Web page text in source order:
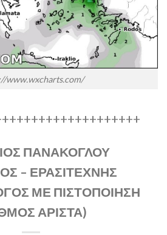
www.wxcharts.com/
ΠΑΝΑΚΟΓΛΟΥ
– ΕΡΑΣΙΤΕΧΝΗΣ
ΜΕ ΠΙΣΤΟΠΟΙΗΣΗ
ΑΡΙΣΤΑ)